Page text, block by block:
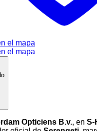
el mapa
el mapa
Opticiens B.v., en S-